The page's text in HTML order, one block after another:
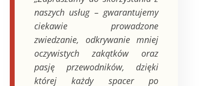
naszych usług – gwarantujemy
ciekawie prowadzone
zwiedzanie, odkrywanie mniej
oczywistych zakątków oraz
pasję przewodników, dzięki
której każdy spacer po